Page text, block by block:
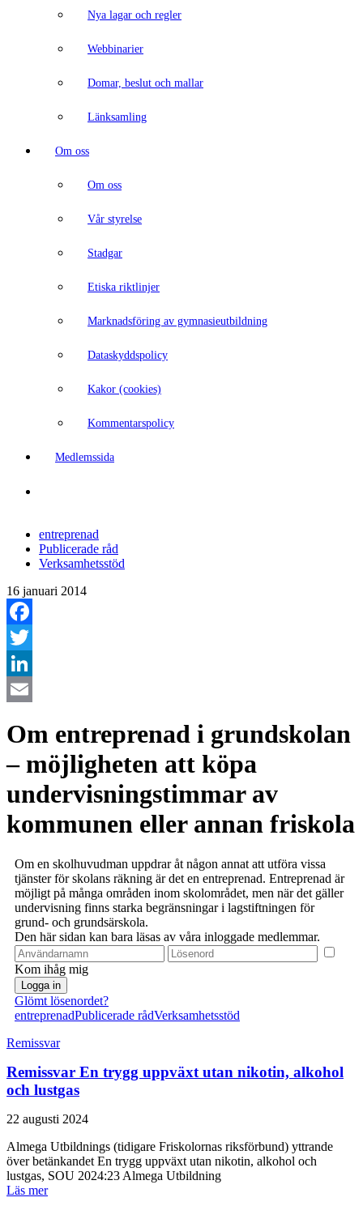
Nya lagar och regler
Webbinarier
Domar, beslut och mallar
Länksamling
Om oss
Om oss
Vår styrelse
Stadgar
Etiska riktlinjer
Marknadsföring av gymnasieutbildning
Dataskyddspolicy
Kakor (cookies)
Kommentarspolicy
Medlemssida
entreprenad
Publicerade råd
Verksamhetsstöd
16 januari 2014
Facebook
Twitter
LinkedIn
Om entreprenad i grundskolan
– möjligheten att köpa
undervisningstimmar av
kommunen eller annan friskola
Om en skolhuvudman uppdrar åt någon annat att utföra vissa
tjänster för skolans räkning är det en entreprenad. Entreprenad är
möjligt på många områden inom skolområdet, men när det gäller
undervisning finns starka begränsningar i lagstiftningen för
grund- och grundsärskola.
Den här sidan kan bara läsas av våra inloggade medlemmar.
Kom ihåg mig
Glömt lösenordet?
entreprenadPublicerade rådVerksamhetsstöd
Remissvar
Remissvar En trygg uppväxt utan nikotin, alkohol
och lustgas
22 augusti 2024
Almega Utbildnings (tidigare Friskolornas riksförbund) yttrande
över betänkandet En trygg uppväxt utan nikotin, alkohol och
lustgas, SOU 2024:23 Almega Utbildning
Läs mer